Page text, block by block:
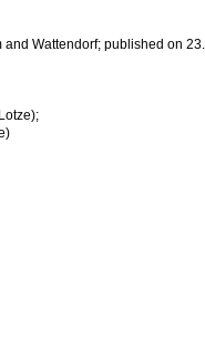
Wattendorf; published on